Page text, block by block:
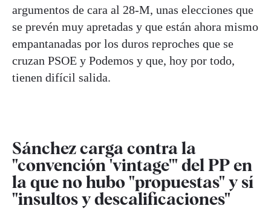
argumentos de cara al 28-M, unas elecciones que
se prevén muy apretadas y que están ahora mismo
empantanadas por los duros reproches que se
cruzan PSOE y Podemos y que, hoy por todo,
tienen difícil salida.
Sánchez carga contra la
"convención 'vintage'" del PP en
la que no hubo "propuestas" y sí
"insultos y descalificaciones"